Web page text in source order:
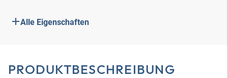
Alle Eigenschaften
PRODUKTBESCHREIBUNG